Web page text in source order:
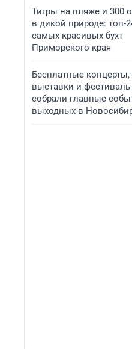
Тигры на пляже и 300
в дикой природе: топ-
самых красивых бухт
Приморского края
Бесплатные
выставки и фестиваль
собрали главные
выходных в